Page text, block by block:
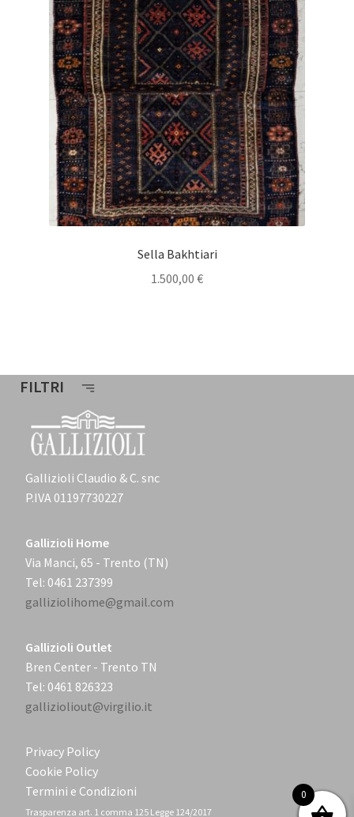
Sella Bakhtiari
1.500,00 €
FILTRI
Gallizioli Claudio & C. snc
P.IVA 01197730227
Gallizioli Home
Via Manci, 65 - Trento (TN)
Tel: 0461 237399
galliziolihome@gmail.com
Gallizioli Outlet
Bren Center - Trento TN
Tel: 0461 826323
gallizioliout@virgilio.it
Privacy Policy
Cookie Policy
Termini e Condizioni
Trasparenza art. 1 comma 125 Legge 124/2017
0